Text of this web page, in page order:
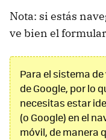
Nota: si estás
ve bien el
Para el sistema
de Google, por lo
necesitas estar
(o Google) en el
móvil, de manera